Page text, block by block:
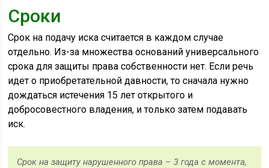
Сроки
Срок на подачу иска считается в каждом случае
отдельно. Из-за множества оснований универсального
срока для защиты права собственности нет. Если речь
идет о приобретательной давности, то сначала нужно
дождаться истечения 15 лет открытого и
добросовестного владения, и только затем подавать
иск.
Срок на защиту нарушенного права – 3 года с момента,